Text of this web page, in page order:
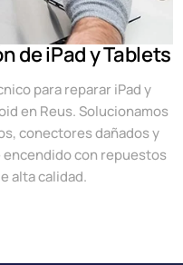
de iPad y Tablets
para reparar iPad y
en Reus. Solucionamos
conectores dañados y
encendido con repuestos
alta calidad.